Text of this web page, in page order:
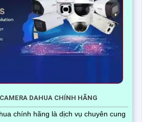
DAHUA CHÍNH HÃNG
chính hãng là dịch vụ chuyên cung